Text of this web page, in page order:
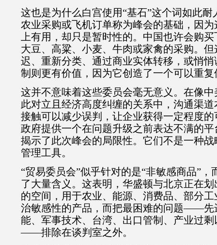
这也是为什么白宫使用“基石”这个词如此耐
农业采购或飞机订单称为峰会的基础，因
上有用，却只是暂时性的。中国也许会购
大豆、高粱、小麦、牛肉或家禽的采购。
迟、重新分类、通过商业实体转移，或悄
制则更有价值，因为它创造了一个可以重
这并不意味着这些委员会毫无意义。在像
此对立且经济高度纠缠的关系中，沟通渠
接触可以减少误判，让企业获得一定程度
政府提供一个在问题升级之前表达不满的
揭示了此次峰会的局限性。它们不是一种
管理工具。
“贸易委员会”似乎针对的是“非敏感商品”
了大量含义。这表明，华盛顿与北京正在
的空间，用于农业、能源、消费品、部分
治敏感性的产品，而把最困难的问题——先
能、军事技术、台湾、出口管制、产业过
——排除在谈判室之外。